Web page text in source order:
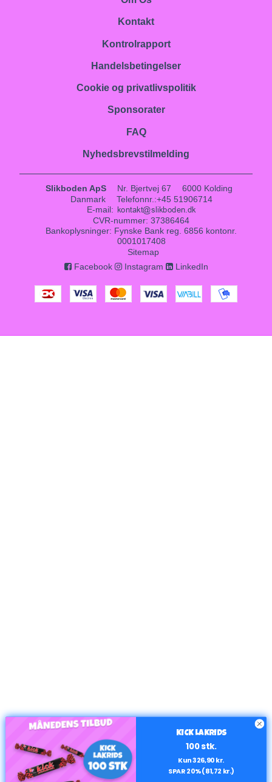
Kontakt
Kontrolrapport
Handelsbetingelser
Cookie og privatlivspolitik
Sponsorater
FAQ
Nyhedsbrevstilmelding
Slikboden ApS Nr. Bjertvej 67
6000 Kolding
Danmark
Telefonnr. :+45 51906714
E-mail:
CVR-nummer: 37386464
Bankoplysninger: Fynske Bank reg. 6856 kontonr.
0001017408
Sitemap
Facebook
Instagram LinkedIn
KICK LAKRIDS
100 stk.
Kun 326,90 kr.
SPAR 20% (81,72 kr.)